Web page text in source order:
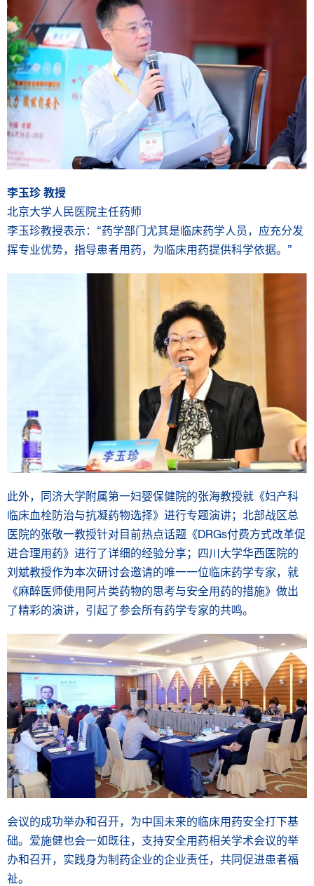
李玉珍 教授
北京大学人民医院主任药师
李玉珍教授表示：“药学部门尤其是临床药学人员，应充分发
挥专业优势，指导患者用药，为临床用药提供科学依据。”
此外，同济大学附属第一妇婴保健院的张海教授就《妇产科
临床血栓防治与抗凝药物选择》进行专题演讲；北部战区总
医院的张敬一教授针对目前热点话题《DRGs付费方式改革促
进合理用药》进行了详细的经验分享；四川大学华西医院的
刘斌教授作为本次研讨会邀请的唯一一位临床药学专家，就
《麻醉医师使用阿片类药物的思考与安全用药的措施》做出
了精彩的演讲，引起了参会所有药学专家的共鸣。
会议的成功举办和召开，为中国未来的临床用药安全打下基
础。爱施健也会一如既往，支持安全用药相关学术会议的举
办和召开，实践身为制药企业的企业责任，共同促进患者福
祉。